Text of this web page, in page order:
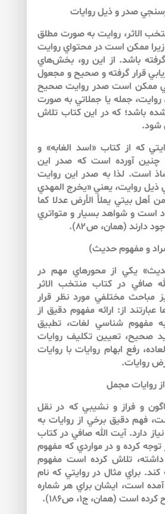
الاثر، روايت به صورت مطلق
ممكن است در محتواي روايت
باشد. از اين رو، بخش‌‌هاي
قرار گرفته و صحيح و مجعول
ممكن است صدر روايت صحيح
روايت، جمله يا جملاتي به صورت
باشد؛ كه در اين كتاب تلاش
شود.
كه از كتاب «اسد الغابه» و
چنين آورده است كه صدر اين
است. لذا به صدر اين روايت
ذيل روايت، يعني «يخرج المهدي
أهل بيتي يملأ الأرض عدلا كما
است و شواهد بسيار و متواتري
دارند (همان، ص۸۲).
يكي از محورهاي مهم در
صافي در كتاب منتخب الاثر
مباحث مختلفي مورد نظر قرار
از: ارائه مفهوم دقيق از
مفهوم شناسي لغات، تطبيق
صحيح، تعيين تكليف روايات
رفع ابهام روايات با روايات
روايات.
و فراز و نشيبي كه در نقل
فهم دقيق برخي از روايات به
دارد. آيت الله صافي در كتاب
توجه كرده و در مواردي كه مفهوم
داشته، تلاش كرده است مفهوم
كند. براي مثال در روايتي كه نام
است، ايشان براي هر شماره
است (همان، ج‏۱، ص۱۸۶).